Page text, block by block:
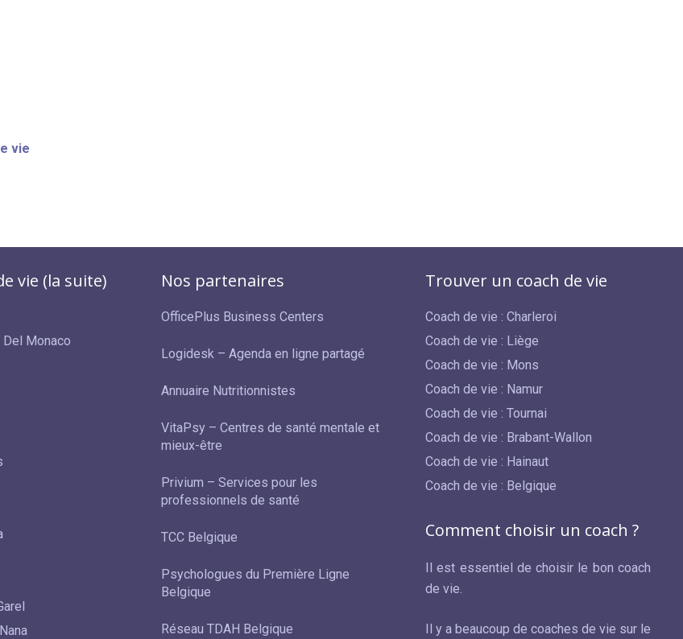
vie
vie (la suite)
Monaco
Nos partenaires
OfficePlus Business Centers
Logidesk – Agenda en ligne partagé
Annuaire Nutritionnistes
VitaPsy – Centres de santé mentale et
mieux-être
Privium – Services pour les
professionnels de santé
TCC Belgique
Psychologues du Première Ligne
Belgique
Réseau TDAH Belgique
Trouver un coach de vie
Coach de vie : Charleroi
Coach de vie : Liège
Coach de vie : Mons
Coach de vie : Namur
Coach de vie : Tournai
Coach de vie : Brabant-Wallon
Coach de vie : Hainaut
Coach de vie : Belgique
Comment choisir un coach ?
Il est essentiel de choisir le bon coach
de vie.
Il y a beaucoup de coaches de vie sur le